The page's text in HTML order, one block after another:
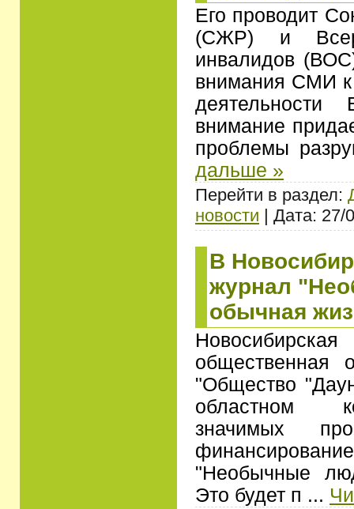
Его проводит
(СЖР) и
инвалидов
внимания СМИ к
внимание
проблемы
дальше »
Перейти в раздел:
новости | Дата: 27/
В
журнал
обычная
общественная
"Общество
областном
значимых
"Необычные
Это будет п ...